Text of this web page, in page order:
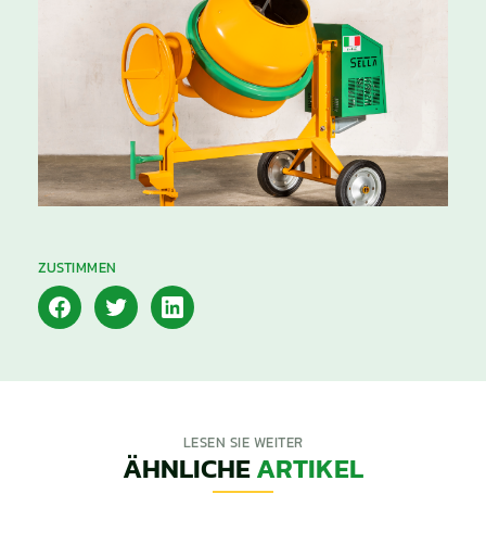
ZUSTIMMEN
LESEN SIE WEITER
ÄHNLICHEARTIKEL